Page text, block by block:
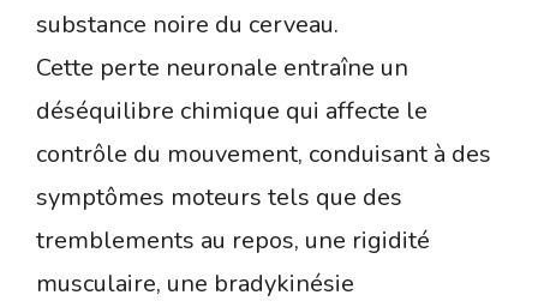
substance noire du cerveau.
Cette perte neuronale entraîne un
déséquilibre chimique qui affecte le
contrôle du mouvement, conduisant à des
symptômes moteurs tels que des
tremblements au repos, une rigidité
musculaire, une bradykinésie